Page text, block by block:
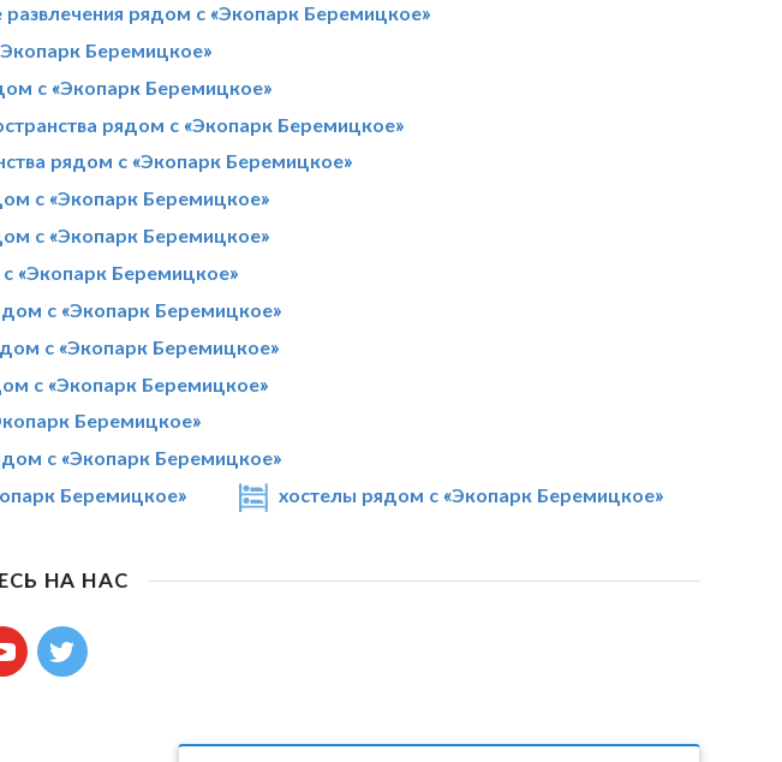
развлечения рядом с «Экопарк Беремицкое»
Беремицкое»
с «Экопарк Беремицкое»
рядом с «Экопарк Беремицкое»
рядом с «Экопарк Беремицкое»
с «Экопарк Беремицкое»
с «Экопарк Беремицкое»
«Экопарк Беремицкое»
с «Экопарк Беремицкое»
с «Экопарк Беремицкое»
с «Экопарк Беремицкое»
Беремицкое»
с «Экопарк Беремицкое»
Беремицкое» хостелы рядом с «Экопарк Беремицкое»
НА НАС